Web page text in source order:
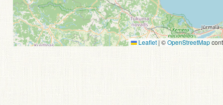
Leaflet | ©OpenStreetMap